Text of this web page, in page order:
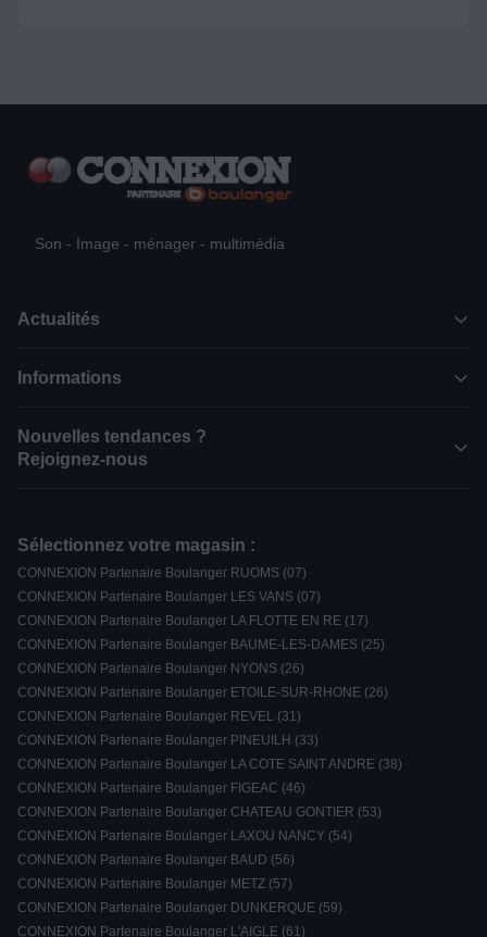
Son - Image - ménager - multimédia
Actualités
Informations
Nouvelles tendances ?
Rejoignez-nous
Sélectionnez votre magasin :
CONNEXION Partenaire Boulanger RUOMS (07)
CONNEXION Partenaire Boulanger LES VANS (07)
CONNEXION Partenaire Boulanger LA FLOTTE EN RE (17)
CONNEXION Partenaire Boulanger BAUME-LES-DAMES (25)
CONNEXION Partenaire Boulanger NYONS (26)
CONNEXION Partenaire Boulanger ETOILE-SUR-RHONE (26)
CONNEXION Partenaire Boulanger REVEL (31)
CONNEXION Partenaire Boulanger PINEUILH (33)
CONNEXION Partenaire Boulanger LA COTE SAINT ANDRE (38)
CONNEXION Partenaire Boulanger FIGEAC (46)
CONNEXION Partenaire Boulanger CHATEAU GONTIER (53)
CONNEXION Partenaire Boulanger LAXOU NANCY (54)
CONNEXION Partenaire Boulanger BAUD (56)
CONNEXION Partenaire Boulanger METZ (57)
CONNEXION Partenaire Boulanger DUNKERQUE (59)
CONNEXION Partenaire Boulanger L'AIGLE (61)